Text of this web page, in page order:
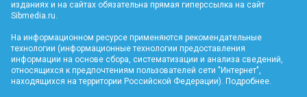
изданиях и на сайтах обязательна прямая гиперссылка на сайт
Sibmedia.ru
На информационном ресурсе применяются рекомендательные
технологии (информационные технологии предоставления
информации на основе сбора, систематизации и анализа сведений,
относящихся к предпочтениям пользователей сети "Интернет",
находящихся на территории Российской Федерации). Подробнее